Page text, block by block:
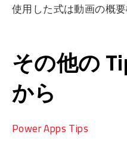
使用した式は動画の概
その他の
から
Power Apps Tips